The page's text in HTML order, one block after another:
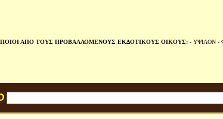
ΑΠΟ ΤΟΥΣ ΠΡΟΒΑΛΛΟΜΕΝΟΥΣ ΕΚΔΟΤΙΚΟΥΣ ΟΙΚΟΥΣ:- ΥΨΙΛΟΝ-